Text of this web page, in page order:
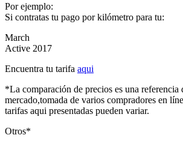
Por ejemplo:
Si contratas tu pago por kilómetro para tu:
March
Active 2017
Encuentra tu tarifa aqui
*La comparación de precios es una referencia
mercado,tomada de varios compradores en
tarifas aqui presentadas pueden variar.
Otros*